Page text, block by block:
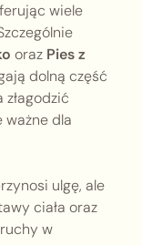
wiele
oraz Pies z
dolną część
ważne dla
ulgę, ale
ciała oraz
w